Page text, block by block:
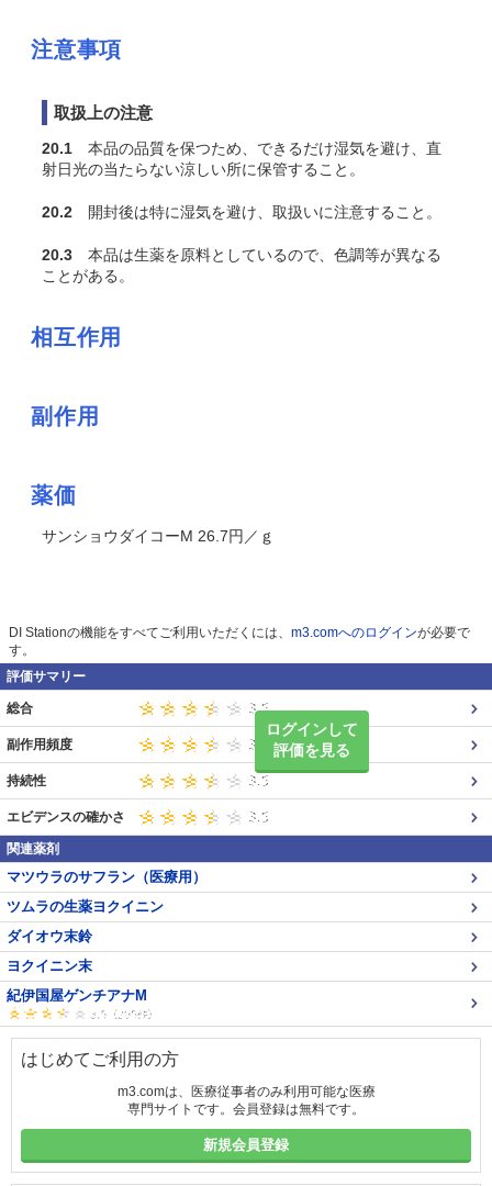
注意事項
取扱上の注意
20.1 本品の品質を保つため、できるだけ湿気を避け、直
射日光の当たらない涼しい所に保管すること。
20.2 開封後は特に湿気を避け、取扱いに注意すること。
20.3 本品は生薬を原料としているので、色調等が異なる
ことがある。
相互作用
副作用
薬価
サンショウダイコーM 26.7円／ｇ
DI Stationの機能をすべてご利用いただくには、 m3.comへのログインが必要で
す。
評価サマリー
ログインして
評価を見る
総合
副作用頻度
持続性
エビデンスの確かさ
関連薬剤
マツウラのサフラン（医療用）
ツムラの生薬ヨクイニン
ダイオウ末鈴
ヨクイニン末
紀伊国屋ゲンチアナM
はじめてご利用の方
m3.comは、医療従事者のみ利用可能な医療
専門サイトです。会員登録は無料です。
新規会員登録